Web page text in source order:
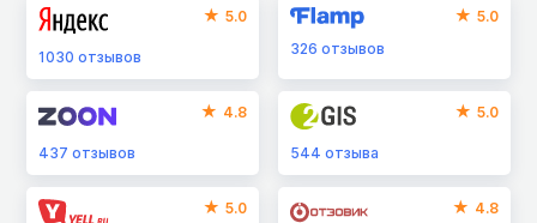
5.0
1030 отзывов
5.0
326отзывов
4.8
437 отзывов
5.0
544отзыва
5.0 4.8